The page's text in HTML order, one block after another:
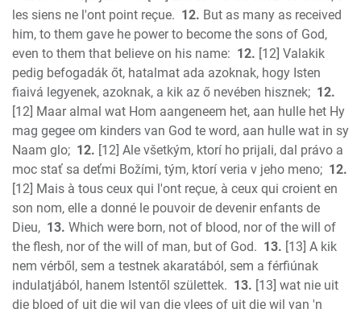
les siens ne l'ont point reçue. 12. But as many as received
him, to them gave he power to become the sons of God,
even to them that believe on his name: 12. [12] Valakik
pedig befogadák őt, hatalmat ada azoknak, hogy Isten
fiaivá legyenek, azoknak, a kik az ő nevében hisznek; 12.
[12] Maar almal wat Hom aangeneem het, aan hulle het Hy
mag gegee om kinders van God te word, aan hulle wat in sy
Naam glo; 12. [12] Ale všetkým, ktorí ho prijali, dal právo a
moc stať sa deťmi Božími, tým, ktorí veria v jeho meno; 12.
[12] Mais à tous ceux qui l'ont reçue, à ceux qui croient en
son nom, elle a donné le pouvoir de devenir enfants de
Dieu, 13. Which were born, not of blood, nor of the will of
the flesh, nor of the will of man, but of God. 13. [13] A kik
nem vérből, sem a testnek akaratából, sem a férfiúnak
indulatjából, hanem Istentől születtek. 13. [13] wat nie uit
die bloed of uit die wil van die vlees of uit die wil van 'n